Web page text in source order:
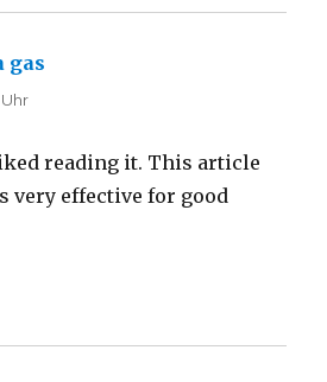
gas
reading it. This article
very effective for good